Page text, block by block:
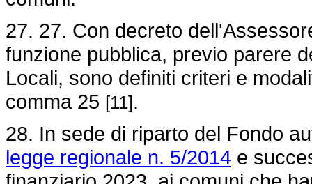
27. 27. Con decreto
funzione pubblica, previo parere
Locali, sono definiti criteri e
comma 25 [11].
28. In sede di riparto del Fondo
legge regionale n. 5/2014 e